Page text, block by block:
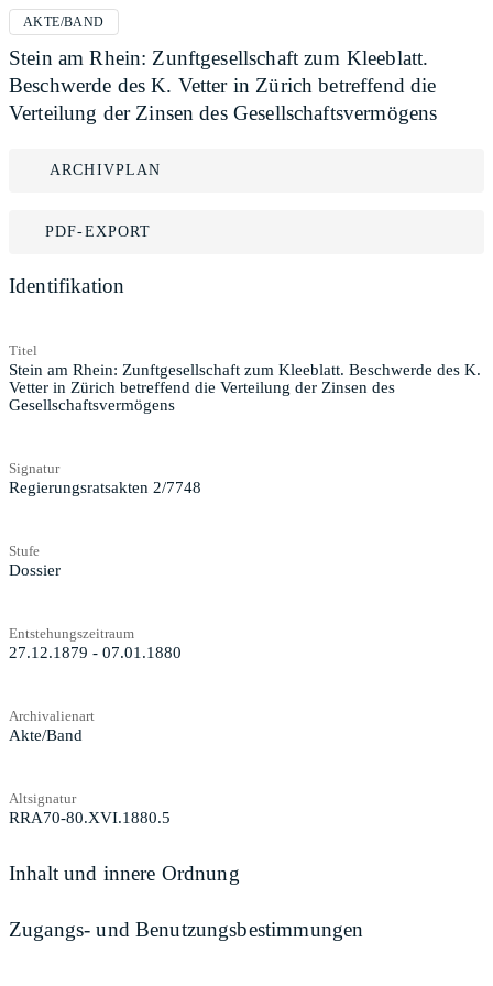
AKTE/BAND
Stein am Rhein: Zunftgesellschaft zum Kleeblatt.
Beschwerde des K. Vetter in Zürich betreffend die
Verteilung der Zinsen des Gesellschaftsvermögens
ARCHIVPLAN
PDF-EXPORT
Identifikation
Titel
Stein am Rhein: Zunftgesellschaft zum Kleeblatt. Beschwerde des K.
Vetter in Zürich betreffend die Verteilung der Zinsen des
Gesellschaftsvermögens
Signatur
Regierungsratsakten 2/7748
Stufe
Dossier
Entstehungszeitraum
27.12.1879 - 07.01.1880
Archivalienart
Akte/Band
Altsignatur
RRA70-80.XVI.1880.5
Inhalt und innere Ordnung
Zugangs- und Benutzungsbestimmungen